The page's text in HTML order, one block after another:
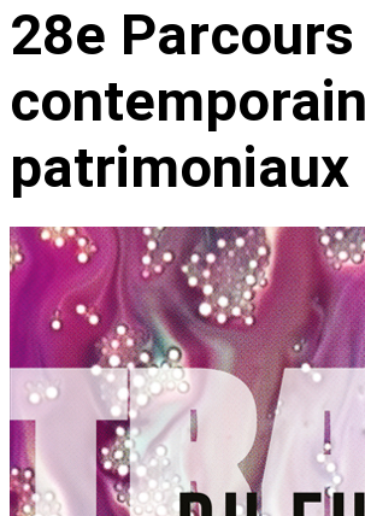
28e
patrimoniaux